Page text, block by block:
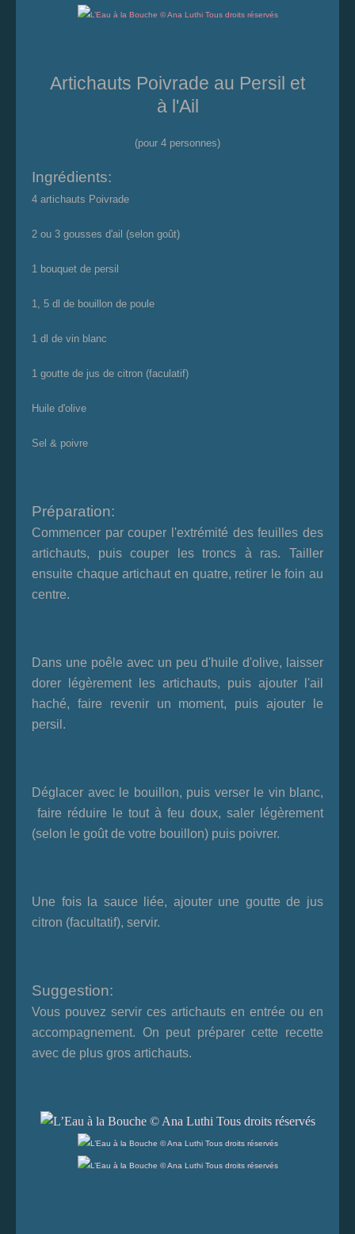
Artichauts Poivrade au Persil et
à l'Ail
(pour 4 personnes)
Ingrédients:
4 artichauts Poivrade
2 ou 3 gousses d'ail (selon goût)
1 bouquet de persil
1, 5 dl de bouillon de poule
1 dl de vin blanc
1 goutte de jus de citron (faculatif)
Huile d'olive
Sel & poivre
Préparation:
Commencer par couper l'extrémité des feuilles des
artichauts, puis couper les troncs à ras. Tailler
ensuite chaque artichaut en quatre, retirer le foin au
centre.
Dans une poêle avec un peu d'huile d'olive, laisser
dorer légèrement les artichauts, puis ajouter l'ail
haché, faire revenir un moment, puis ajouter le
persil.
Déglacer avec le bouillon, puis verser le vin blanc,
faire réduire le tout à feu doux, saler légèrement
(selon le goût de votre bouillon) puis poivrer.
Une fois la sauce liée, ajouter une goutte de jus
citron (facultatif), servir.
Suggestion:
Vous pouvez servir ces artichauts en entrée ou en
accompagnement. On peut préparer cette recette
avec de plus gros artichauts.